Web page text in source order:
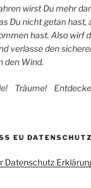
wirst Du mehr
Du nicht getan hast,
hast. Also wirf
verlasse den
den Wind.
Träume!
EU
Datenschutz